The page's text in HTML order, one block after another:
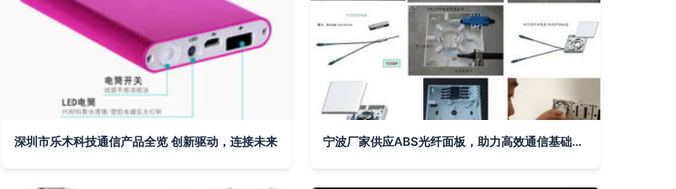
深圳市乐木科技通信产品全览 创新驱动，连接未来 宁波厂家供应ABS光纤面板，助力高效通信基础设施建设